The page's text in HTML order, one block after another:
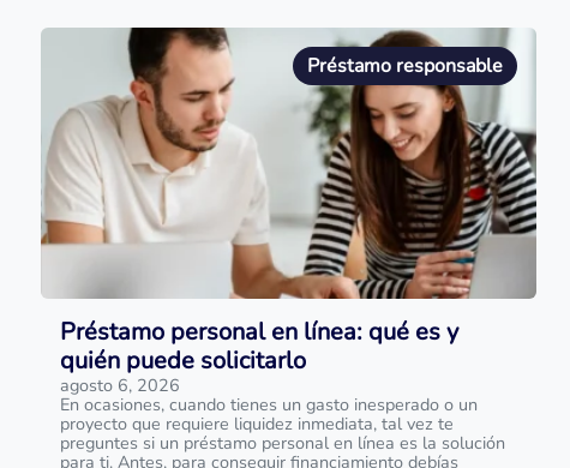
Préstamo responsable
Préstamo personal en línea: qué es y
quién puede solicitarlo
agosto 6, 2026
En ocasiones, cuando tienes un gasto inesperado o un
proyecto que requiere liquidez inmediata, tal vez te
preguntes si un préstamo personal en línea es la solución
para ti. Antes, para conseguir financiamiento debías